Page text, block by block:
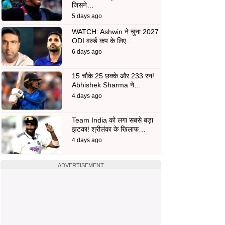
जिसने…
5 days ago
WATCH: Ashwin ने चुना 2027
ODI वर्ल्ड कप के लिए…
6 days ago
15 चौके 25 छक्के और 233 रन!
Abhishek Sharma ने…
4 days ago
Team India को लगा सबसे बड़ा
झटका! श्रीलंका के खिलाफ…
4 days ago
ADVERTISEMENT